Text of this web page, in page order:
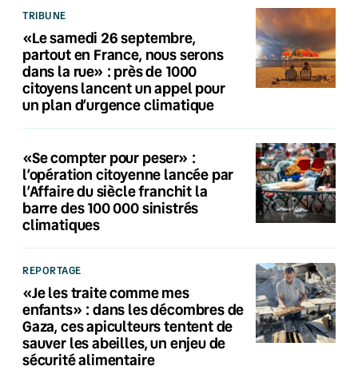
TRIBUNE
«Le samedi 26 septembre,
partout en France, nous serons
dans la rue» : près de 1000
citoyens lancent un appel pour
un plan d’urgence climatique
«Se compter pour peser» :
l’opération citoyenne lancée par
l’Affaire du siècle franchit la
barre des 100 000 sinistrés
climatiques
REPORTAGE
«Je les traite comme mes
enfants» : dans les décombres de
Gaza, ces apiculteurs tentent de
sauver les abeilles, un enjeu de
sécurité alimentaire